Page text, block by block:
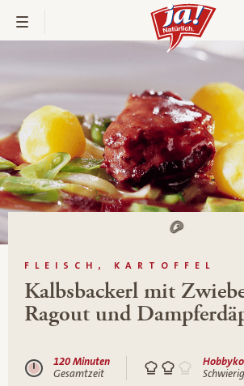
FLEISCH, KARTOFFEL
Kalbsbackerl mit
Ragout und
120 Minuten
Gesamtzeit